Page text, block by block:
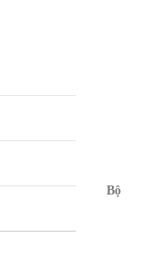
Bộ